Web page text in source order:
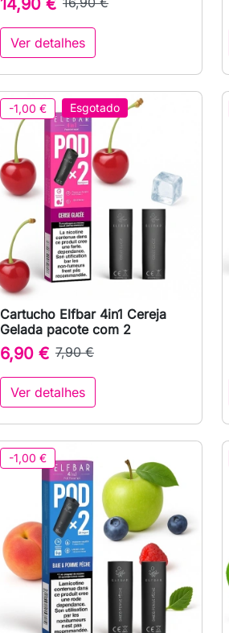
14,90 €
Ver detalhes
-1,00 € Esgotado
 Vista rápida
Cartucho Elfbar 4in1 Cereja
Gelada pacote com 2
6,90 € 7,90 €
Ver detalhes
-1,00 €